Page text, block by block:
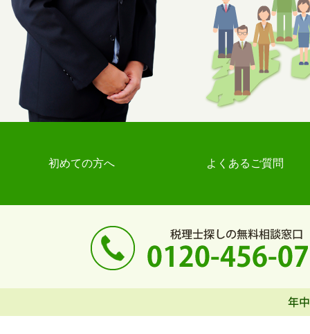
初めての方へ よくあるご質問